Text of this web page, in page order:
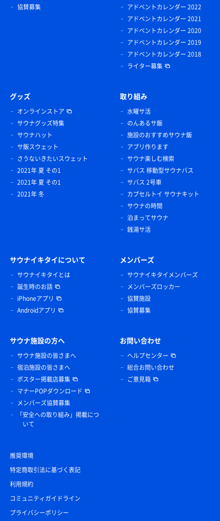
協賛募集
アドベントカレンダー 2022
アドベントカレンダー 2021
アドベントカレンダー 2020
アドベントカレンダー 2019
アドベントカレンダー 2018
ライター募集
グッズ
オンラインストア
サウナグッズ特集
サウナハット
サ飯スウェット
さうないきたいスウェット
2021年 夏 その1
2021年 夏 その1
2021年 冬
取り組み
水曜サ活
のんあるサ飯
施設のおすすめサウナ飯
アプリ作ります
サウナ楽しむ検索
サバス 移動型サウナバス
サバス 2号車
カプセルトイ サウナキット
サウナの時間
泊まってサウナ
銭湯サ活
サウナイキタイについて
サウナイキタイとは
誕生時のお話
iPhoneアプリ
Androidアプリ
メンバーズ
サウナイキタイメンバーズ
メンバーズロッカー
協賛施設
協賛募集
サウナ施設の方へ
サウナ施設の皆さまへ
宿泊施設の皆さまへ
ポスター掲載店募集
マナーPOPダウンロード
メンバーズ協賛募集
「安全への取り組み」掲載につ
いて
お問い合わせ
ヘルプセンター
総合お問い合わせ
ご意見箱
推奨環境
特定商取引法に基づく表記
利用規約
コミュニティガイドライン
プライバシーポリシー